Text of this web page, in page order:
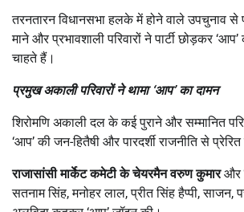
तरनतारन विधानसभा हलके में होने वाले उपचुनाव
माने और प्रभावशाली परिवारों ने पार्टी छोड़कर
चाहते हैं।
प्रमुख अकाली परिवारों ने थामा ‘आप’का दामन
शिरोमणि अकाली दल के कई पुराने और सम्मानित
‘आप’ की जन-हितैषी और पारदर्शी राजनीति से
राजासांसी मार्केट कमेटी के चेयरमैन वरुण कुमारऔर
सतनाम सिंह, मनोहर लाल, प्रीत सिंह हैप्पी,